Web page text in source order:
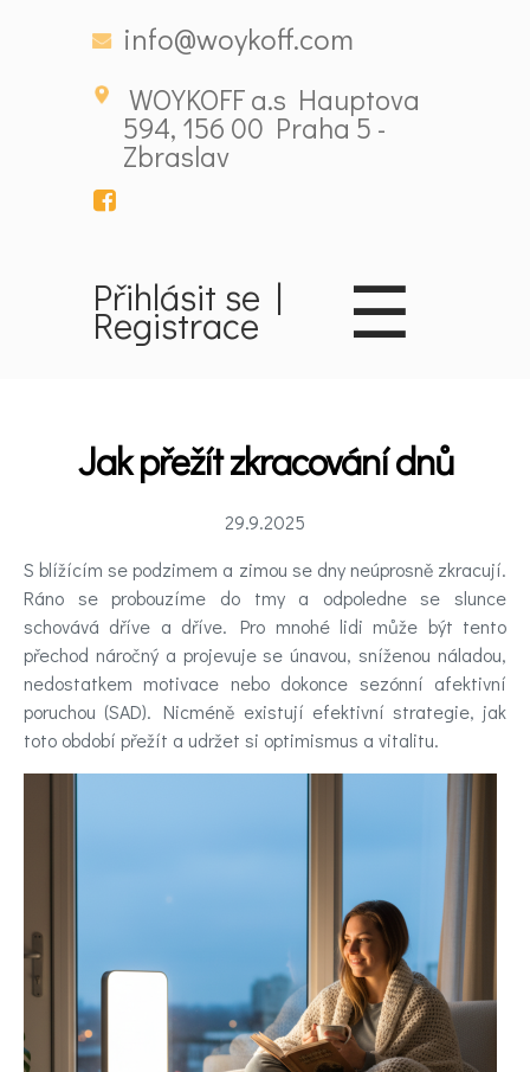
info@woykoff.com
WOYKOFF a.s Hauptova
594, 156 00 Praha 5 -
Zbraslav
Přihlásit se |
Registrace
Látky
nálady
Novinky
Poradna
a
nálady
Hledáte
účinnou
☰
Jak přežít zkracování dnů
29.9.2025
S blížícím se podzimem a zimou se dny neúprosně zkracují.
Ráno se probouzíme do tmy a odpoledne se slunce
schovává dříve a dříve. Pro mnohé lidi může být tento
přechod náročný a projevuje se únavou, sníženou náladou,
nedostatkem motivace nebo dokonce sezónní afektivní
poruchou (SAD). Nicméně existují efektivní strategie, jak
toto období přežít a udržet si optimismus a vitalitu.